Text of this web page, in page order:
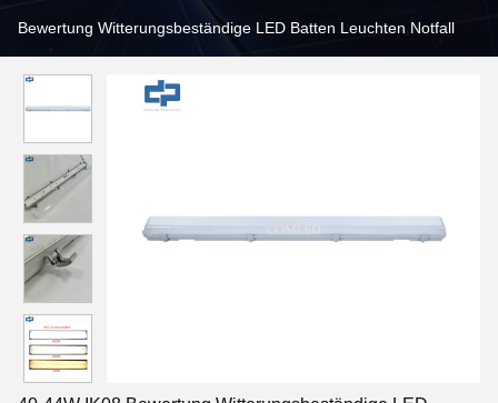
Bewertung Witterungsbeständige LED Batten Leuchten Notfall